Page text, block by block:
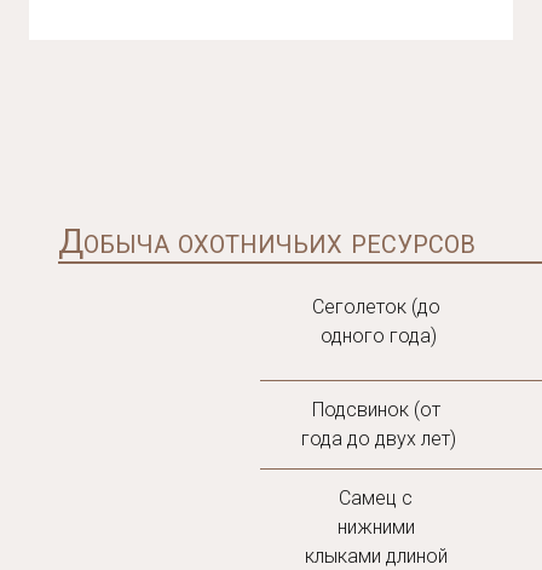
Добыча охотничьих ресурсов
Сеголеток (до
одного года)
Подсвинок (от
года до двух лет)
Самец с
нижними
клыками длиной